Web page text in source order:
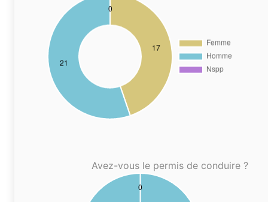
Avez-vous le permis de conduire ?